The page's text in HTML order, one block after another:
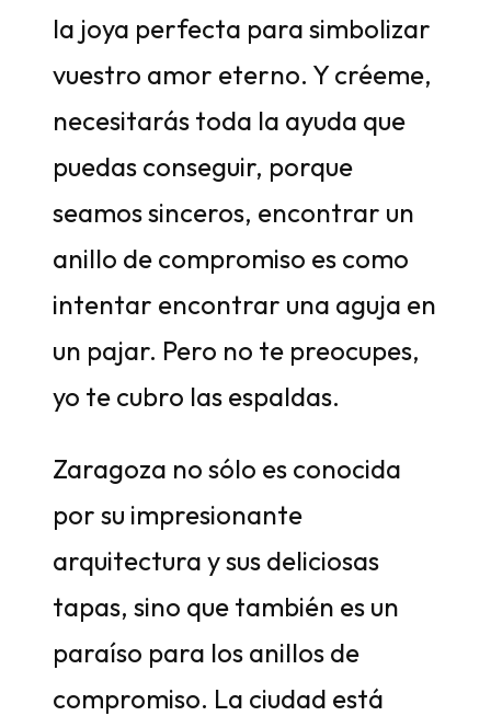
la joya perfecta para simbolizar
vuestro amor eterno. Y créeme,
necesitarás toda la ayuda que
puedas conseguir, porque
seamos sinceros, encontrar un
anillo de compromiso es como
intentar encontrar una aguja en
un pajar. Pero no te preocupes,
yo te cubro las espaldas.
Zaragoza no sólo es conocida
por su impresionante
arquitectura y sus deliciosas
tapas, sino que también es un
paraíso para los anillos de
compromiso. La ciudad está